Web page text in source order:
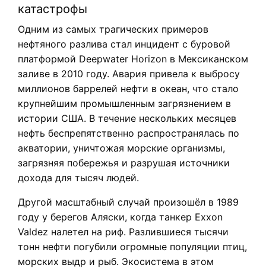
катастрофы
Одним из самых трагических примеров
нефтяного разлива стал инцидент с буровой
платформой Deepwater Horizon в Мексиканском
заливе в 2010 году. Авария привела к выбросу
миллионов баррелей нефти в океан, что стало
крупнейшим промышленным загрязнением в
истории США. В течение нескольких месяцев
нефть беспрепятственно распространялась по
акватории, уничтожая морские организмы,
загрязняя побережья и разрушая источники
дохода для тысяч людей.
Другой масштабный случай произошёл в 1989
году у берегов Аляски, когда танкер Exxon
Valdez налетел на риф. Разлившиеся тысячи
тонн нефти погубили огромные популяции птиц,
морских выдр и рыб. Экосистема в этом